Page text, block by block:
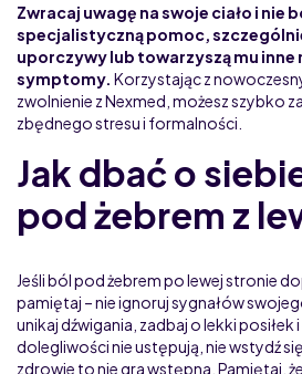
Zwracaj uwagę na swoje ciało i nie
specjalistyczną pomoc,
uporczywy lub towarzyszą mu inne
symptomy. Korzystając z
zwolnienie z Nexmed, możesz szybko
zbędnego stresu i formalności.
Jak dbać o
pod żebrem z
Jeśli ból pod żebrem po lewej stronie
pamiętaj – nie ignoruj sygnałów
unikaj dźwigania, zadbaj o lekki posiłek
dolegliwości nie ustępują, nie wstydź
zdrowie to nie gra wstępna. Pamiętaj,